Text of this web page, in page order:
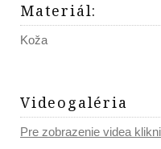
Materiál:
Koža
Videogaléria
Pre zobrazenie videa